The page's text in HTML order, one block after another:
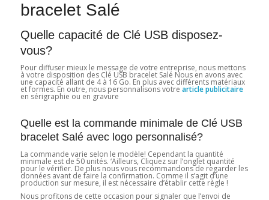
bracelet Salé
Quelle capacité de Clé USB disposez-
vous?
Pour diffuser mieux le message de votre entreprise, nous mettons
à votre disposition des Clé USB bracelet Salé Nous en avons avec
une capacité allant de 4 à 16 Go. En plus avec différents matériaux
et formes. En outre, nous personnalisons votre article publicitaire
en sérigraphie ou en gravure
Quelle est la commande minimale de Clé USB
bracelet Salé avec logo personnalisé?
La commande varie selon le modèle! Cependant la quantité
minimale est de 50 unités. ‘Ailleurs, Cliquez sur l’onglet quantité
pour le vérifier. De plus nous vous recommandons de regarder les
données avant de faire la confirmation. Comme il s’agit d’une
production sur mesure, il est nécessaire d’établir cette règle !
Nous profitons de cette occasion pour signaler que l’envoi de